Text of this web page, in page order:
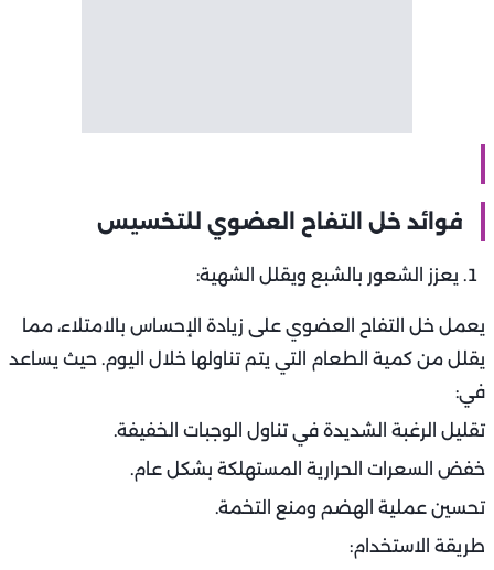
فوائد خل التفاح العضوي للتخسيس
يعزز الشعور بالشبع ويقلل الشهية:
يعمل خل التفاح العضوي على زيادة الإحساس بالامتلاء، مما
يقلل من كمية الطعام التي يتم تناولها خلال اليوم. حيث يساعد
في:
تقليل الرغبة الشديدة في تناول الوجبات الخفيفة.
خفض السعرات الحرارية المستهلكة بشكل عام.
تحسين عملية الهضم ومنع التخمة.
طريقة الاستخدام: